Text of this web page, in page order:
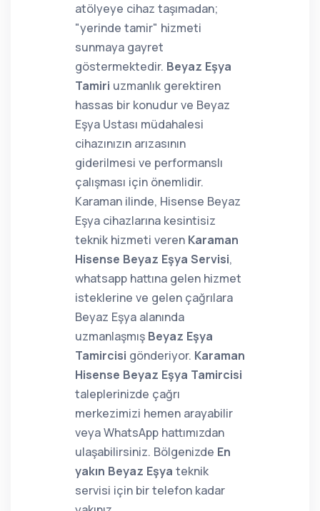
atölyeye cihaz taşımadan;
"yerinde tamir" hizmeti
sunmaya gayret
göstermektedir. Beyaz Eşya
Tamiri uzmanlık gerektiren
hassas bir konudur ve Beyaz
Eşya Ustası müdahalesi
cihazınızın arızasının
giderilmesi ve performanslı
çalışması için önemlidir.
Karaman ilinde, Hisense Beyaz
Eşya cihazlarına kesintisiz
teknik hizmeti veren Karaman
Hisense Beyaz Eşya Servisi,
whatsapp hattına gelen hizmet
isteklerine ve gelen çağrılara
Beyaz Eşya alanında
uzmanlaşmış Beyaz Eşya
Tamircisi gönderiyor. Karaman
Hisense Beyaz Eşya Tamircisi
taleplerinizde çağrı
merkezimizi hemen arayabilir
veya WhatsApp hattımızdan
ulaşabilirsiniz. Bölgenizde En
yakın Beyaz Eşya teknik
servisi için bir telefon kadar